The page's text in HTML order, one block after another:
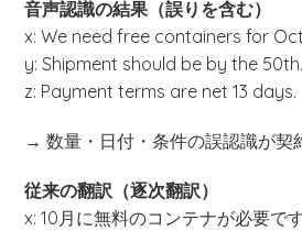
音声認識の結果（誤りを含む）
x: We need free containers for
y: Shipment should be by the 50th.
z: Payment terms are net 13 days.
→ 数量・日付・条件の誤認識が契
従来の翻訳（逐次翻訳）
x: 10月に無料のコンテナが必要です